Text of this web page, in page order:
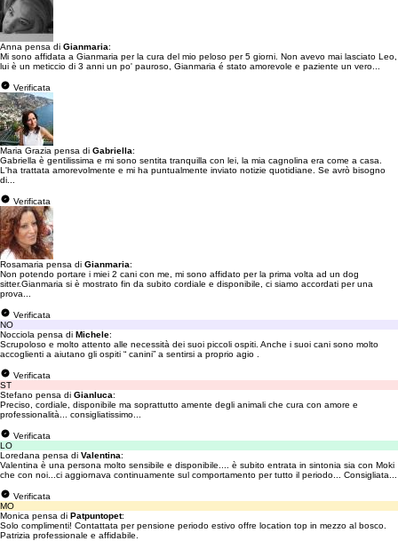
Anna pensa di Gianmaria:
Mi sono affidata a Gianmaria per la cura del mio peloso per 5 giorni. Non avevo mai lasciato Leo,
lui è un meticcio di 3 anni un po' pauroso, Gianmaria é stato amorevole e paziente un vero...
Verificata
Maria Grazia pensa di Gabriella:
Gabriella è gentilissima e mi sono sentita tranquilla con lei, la mia cagnolina era come a casa.
L'ha trattata amorevolmente e mi ha puntualmente inviato notizie quotidiane. Se avrò bisogno
di...
Verificata
Rosamaria pensa di Gianmaria:
Non potendo portare i miei 2 cani con me, mi sono affidato per la prima volta ad un dog
sitter.Gianmaria si è mostrato fin da subito cordiale e disponibile, ci siamo accordati per una
prova...
Verificata
NO
Nocciola pensa di Michele:
Scrupoloso e molto attento alle necessità dei suoi piccoli ospiti. Anche i suoi cani sono molto
accoglienti a aiutano gli ospiti “ canini” a sentirsi a proprio agio .
Verificata
ST
Stefano pensa di Gianluca:
Preciso, cordiale, disponibile ma soprattutto amente degli animali che cura con amore e
professionalità... consigliatissimo...
Verificata
LO
Loredana pensa di Valentina:
Valentina è una persona molto sensibile e disponibile.... è subito entrata in sintonia sia con Moki
che con noi...ci aggiornava continuamente sul comportamento per tutto il periodo... Consigliata...
Verificata
MO
Monica pensa di Patpuntopet:
Solo complimenti! Contattata per pensione periodo estivo offre location top in mezzo al bosco.
Patrizia professionale e affidabile.